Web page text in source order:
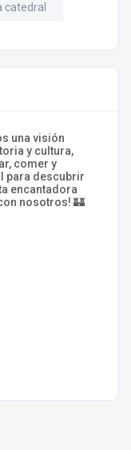
catedral
una visión
y cultura,
comer y
para descubrir
encantadora
nosotros! 🏰